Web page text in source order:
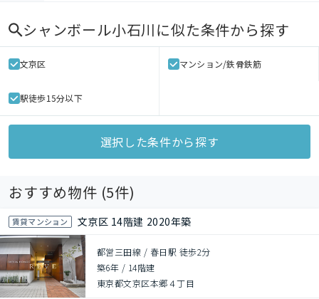
シャンボール小石川に似た条件から探す
文京区 マンション/鉄骨鉄筋
駅徒歩15分以下
選択した条件から探す
おすすめ物件 (5件)
賃貸マンション 文京区 14階建 2020年築
都営三田線 / 春日駅 徒歩2分
築6年 / 14階建
東京都文京区本郷４丁目